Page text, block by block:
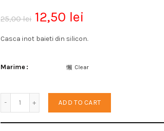
25,00lei 12,50 lei
Casca inot baieti din silicon.
Marime Clear
ADD TO CART